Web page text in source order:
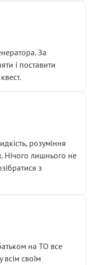
сервіс працює не
За
і поставити
розуміння
Нічого лишнього не
з
на ТО все
своїм